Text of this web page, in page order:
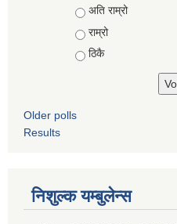
Choices
अति राम्रो
राम्रो
ठिकै
Older polls
Results
निशुल्क यम्बुलेन्स